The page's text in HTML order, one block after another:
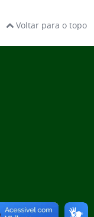
Voltar para o topo